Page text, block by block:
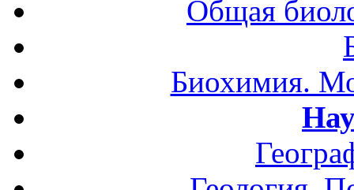
Общая
Биохимия.